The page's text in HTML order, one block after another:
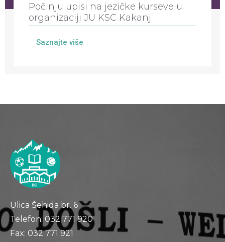
Počinju upisi na jezičke kurseve u
organizaciji JU KSC Kakanj
Saznajte više
Ulica Šehida br. 6
Telefon: 032 771 920
Fax: 032 771 921